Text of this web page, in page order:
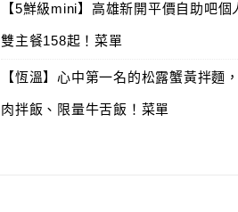
【5鮮級mini】高雄新開平價自助吧個
雙主餐158起！菜單
【恆溫】心中第一名的松露蟹黃拌麵
肉拌飯、限量牛舌飯！菜單